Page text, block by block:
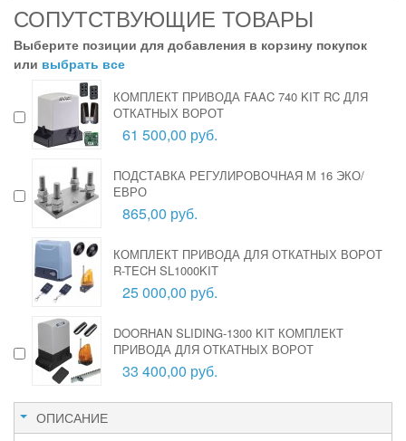
СОПУТСТВУЮЩИЕ ТОВАРЫ
Выберите позиции для добавления в корзину покупок
или выбрать все
КОМПЛЕКТ ПРИВОДА FAAC 740 KIT RC ДЛЯ
ОТКАТНЫХ ВОРОТ
61 500,00 руб.
ПОДСТАВКА РЕГУЛИРОВОЧНАЯ М 16 ЭКО/
ЕВРО
865,00 руб.
КОМПЛЕКТ ПРИВОДА ДЛЯ ОТКАТНЫХ ВОРОТ
R-TECH SL1000KIT
25 000,00 руб.
DOORHAN SLIDING-1300 KIT КОМПЛЕКТ
ПРИВОДА ДЛЯ ОТКАТНЫХ ВОРОТ
33 400,00 руб.
ОПИСАНИЕ